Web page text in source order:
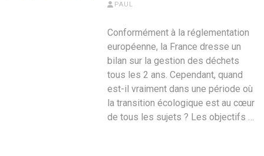
PAUL
Conformément à la réglementation
européenne, la France dresse un
bilan sur la gestion des déchets
tous les 2 ans. Cependant, quand
est-il vraiment dans une période où
la transition écologique est au cœur
de tous les sujets ? Les objectifs …